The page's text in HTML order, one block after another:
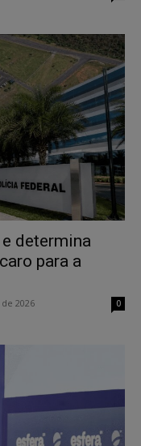
determina
para a
2026 0